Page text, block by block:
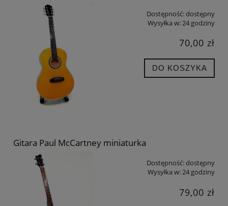
Dostępność:dostępny
Wysyłka w: 24 godziny
70,00 zł
DO KOSZYKA
Gitara Paul McCartney miniaturka
Dostępność:dostępny
Wysyłka w:24 godziny
79,00 zł